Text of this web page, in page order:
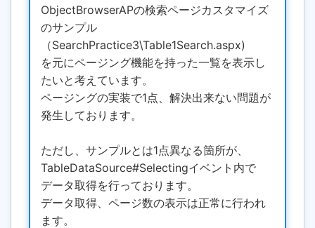
ObjectBrowserAPの検索ページカスタマイズ
のサンプル
（SearchPractice3\Table1Search.aspx)
を元にページング機能を持った一覧を表示し
たいと考えています。
ページングの実装で1点、解決出来ない問題が
発生しております。
ただし、サンプルとは1点異なる箇所が、
TableDataSource#Selectingイベント内で
データ取得を行っております。
データ取得、ページ数の表示は正常に行われ
ます。